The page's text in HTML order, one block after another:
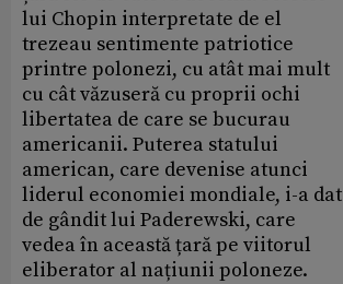
lui Chopin interpretate de el
trezeau sentimente patriotice
printre polonezi, cu atât mai mult
cu cât văzuseră cu proprii ochi
libertatea de care se bucurau
americanii. Puterea statului
american, care devenise atunci
liderul economiei mondiale, i-a dat
de gândit lui Paderewski, care
vedea în această țară pe viitorul
eliberator al națiunii poloneze.